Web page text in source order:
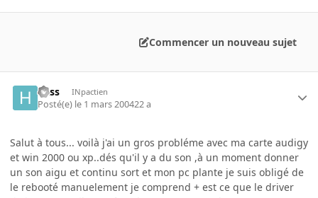
Commencer un nouveau sujet
hass INpactien
Posté(e) le 1 mars 200422 a
Salut à tous... voilà j'ai un gros probléme avec ma carte audigy
et win 2000 ou xp..dés qu'il y a du son ,à un moment donner
un son aigu et continu sort et mon pc plante je suis obligé de
le rebooté manuelement je comprend + est ce que le driver